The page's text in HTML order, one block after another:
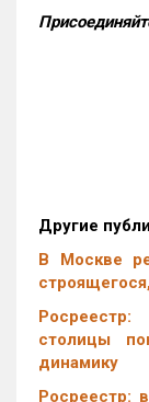
Другие
В Москве
столицы
динамику
Росреестр: